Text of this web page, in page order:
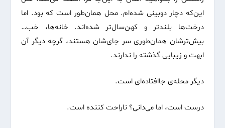
این‌که دچار دوبینی شده‌ام. محل همان‌طور است که بود. اما
درخت‌ها بلندتر و کهن‌سال‌تر شده‌اند. خانه‌ها، خب…
بیش‌ترشان همان‌طوری سر جای‌شان هستند، گرچه دیگر آن
ابهت و زیبایی گذشته را ندارند.
دیگر محله‌ی جاافتاده‌ای است.
درست است، اما می‌دانی؟ ناراحت کننده است.